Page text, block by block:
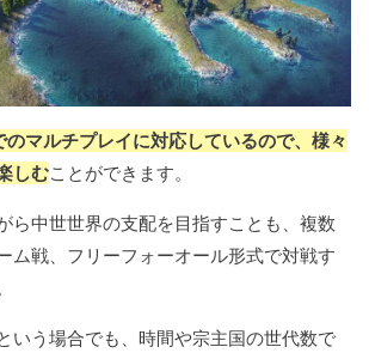
マルチプレイに対応しているので、様々
しむことができます。
ら中世世界の支配を目指すことも、複数
ム戦、フリーフォーオール形式で対戦す
いう場合でも、時間や宗主国の世代数で